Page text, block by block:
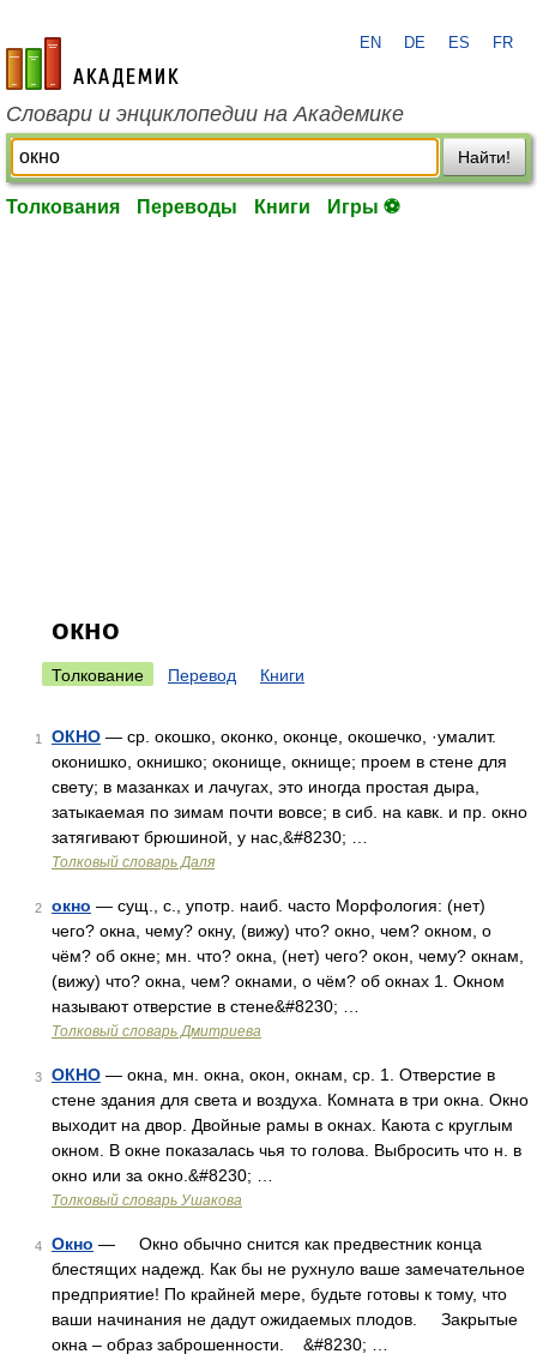
academic.ru
EN DE ES FR
Словари и энциклопедии на Академике
Найти!
Толкования Переводы Книги Игры ⚽
окно
Толкование Перевод Книги
1 ОКНО — ср. окошко, оконко, оконце, окошечко, ·умалит.
оконишко, окнишко; оконище, окнище; проем в стене для
свету; в мазанках и лачугах, это иногда простая дыра,
затыкаемая по зимам почти вовсе; в сиб. на кавк. и пр. окно
затягивают брюшиной, у нас,&#8230; …
Толковый словарь Даля
2 окно — сущ., с., употр. наиб. часто Морфология: (нет)
чего? окна, чему? окну, (вижу) что? окно, чем? окном, о
чём? об окне; мн. что? окна, (нет) чего? окон, чему? окнам,
(вижу) что? окна, чем? окнами, о чём? об окнах 1. Окном
называют отверстие в стене&#8230; …
Толковый словарь Дмитриева
3 ОКНО — окна, мн. окна, окон, окнам, ср. 1. Отверстие в
стене здания для света и воздуха. Комната в три окна. Окно
выходит на двор. Двойные рамы в окнах. Каюта с круглым
окном. В окне показалась чья то голова. Выбросить что н. в
окно или за окно.&#8230; …
Толковый словарь Ушакова
4 Окно — Окно обычно снится как предвестник конца
блестящих надежд. Как бы не рухнуло ваше замечательное
предприятие! По крайней мере, будьте готовы к тому, что
ваши начинания не дадут ожидаемых плодов. Закрытые
окна – образ заброшенности. &#8230; …